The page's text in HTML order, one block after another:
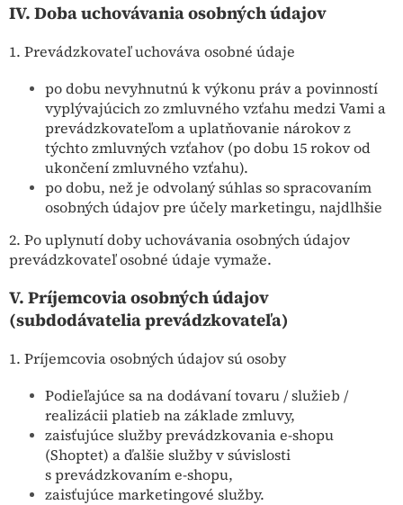
IV. Doba uchovávania osobných údajov
1. Prevádzkovateľ uchováva osobné údaje
po dobu nevyhnutnú k výkonu práv a povinností
vyplývajúcich zo zmluvného vzťahu medzi Vami a
prevádzkovateľom a uplatňovanie nárokov z
týchto zmluvných vzťahov (po dobu 15 rokov od
ukončení zmluvného vzťahu).
po dobu, než je odvolaný súhlas so spracovaním
osobných údajov pre účely marketingu, najdlhšie
2. Po uplynutí doby uchovávania osobných údajov
prevádzkovateľ osobné údaje vymaže.
V. Príjemcovia osobných údajov
(subdodávatelia prevádzkovateľa)
1. Príjemcovia osobných údajov sú osoby
Podieľajúce sa na dodávaní tovaru / služieb /
realizácii platieb na základe zmluvy,
zaisťujúce služby prevádzkovania e-shopu
(Shoptet) a ďalšie služby v súvislosti
s prevádzkovaním e-shopu,
zaisťujúce marketingové služby.